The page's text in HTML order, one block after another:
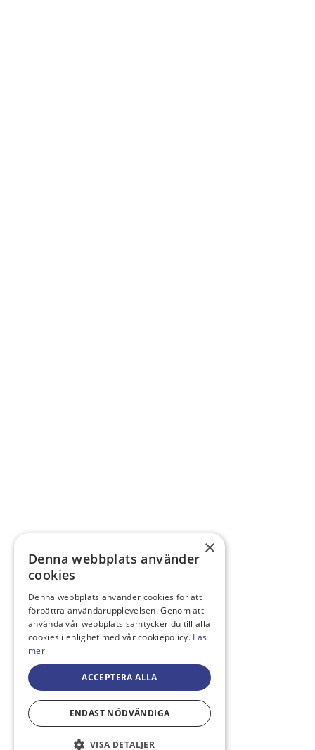
×
Denna webbplats använder
cookies
Denna webbplats använder cookies för att
förbättra användarupplevelsen. Genom att
använda vår webbplats samtycker du till alla
cookies i enlighet med vår cookiepolicy. Läs
mer
ACCEPTERA ALLA
ENDAST NÖDVÄNDIGA
VISA DETALJER